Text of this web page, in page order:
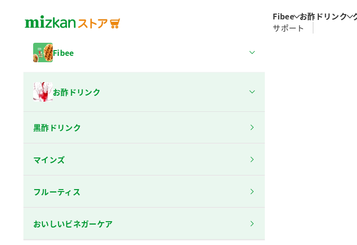
mizkan(ミツカン)公式通販
Fibee お酢ドリンク
サポート
Fibee
お酢ドリンク
黒酢ドリンク
マインズ
フルーティス
おいしいビネガーケア